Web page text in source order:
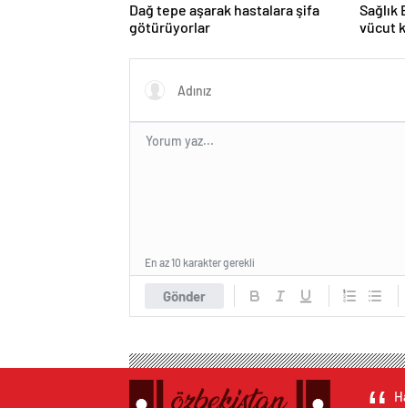
Dağ tepe aşarak hastalara şifa
götürüyorlar
Sağlık
vücut
Gönder
En az 10 karakter gerekli